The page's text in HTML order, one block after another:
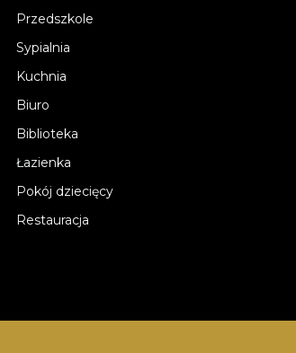
Przedszkole
Sypialnia
Kuchnia
Biuro
Biblioteka
Łazienka
Pokój dziecięcy
Restauracja